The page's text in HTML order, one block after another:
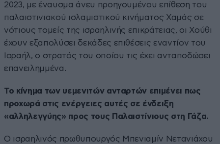
2023, με έναυσμα άνευ προηγουμένου επίθεση του
παλαιστινιακού ισλαμιστικού κινήματος Χαμάς σε
νότιους τομείς της ισραηλινής επικράτειας, οι Χούθι
έχουν εξαπολύσει δεκάδες επιθέσεις εναντίον του
Ισραήλ, ο στρατός του οποίου τις έχει ανταποδώσει
επανειλημμένα.
Το κίνημα των υεμενιτών ανταρτών επιμένει πως
προχωρά στις ενέργειες αυτές σε ένδειξη
«αλληλεγγύης» προς τους Παλαιστίνιους στη Γάζα.
Ο ισραηλινός πρωθυπουργός Μπενιαμίν Νετανιάχου